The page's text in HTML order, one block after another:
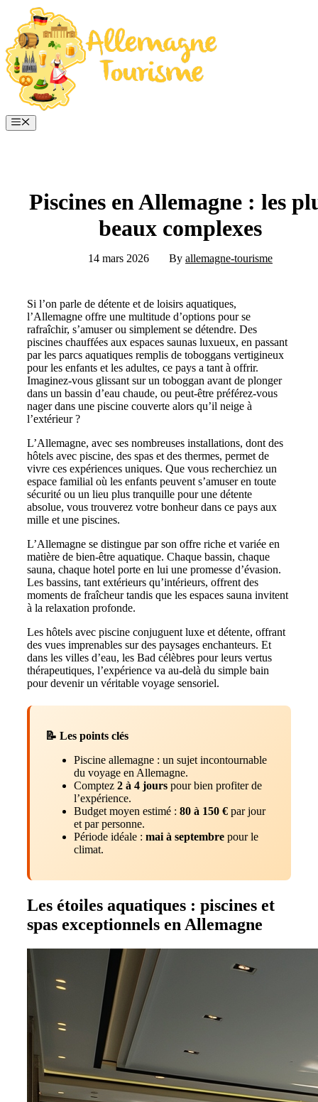
contenu
Menu
Piscines en Allemagne : les
beaux complexes
14 mars 2026 By allemagne-tourisme
Si l’on parle de détente et de loisirs aquatiques,
l’Allemagne offre une multitude d’options pour se
rafraîchir, s’amuser ou simplement se détendre. Des
piscines chauffées aux espaces saunas luxueux, en passant
par les parcs aquatiques remplis de toboggans vertigineux
pour les enfants et les adultes, ce pays a tant à offrir.
Imaginez-vous glissant sur un toboggan avant de plonger
dans un bassin d’eau chaude, ou peut-être préférez-vous
nager dans une piscine couverte alors qu’il neige à
l’extérieur ?
L’Allemagne, avec ses nombreuses installations, dont des
hôtels avec piscine, des spas et des thermes, permet de
vivre ces expériences uniques. Que vous recherchiez un
espace familial où les enfants peuvent s’amuser en toute
sécurité ou un lieu plus tranquille pour une détente
absolue, vous trouverez votre bonheur dans ce pays aux
mille et une piscines.
L’Allemagne se distingue par son offre riche et variée en
matière de bien-être aquatique. Chaque bassin, chaque
sauna, chaque hotel porte en lui une promesse d’évasion.
Les bassins, tant extérieurs qu’intérieurs, offrent des
moments de fraîcheur tandis que les espaces sauna invitent
à la relaxation profonde.
Les hôtels avec piscine conjuguent luxe et détente, offrant
des vues imprenables sur des paysages enchanteurs. Et
dans les villes d’eau, les Bad célèbres pour leurs vertus
thérapeutiques, l’expérience va au-delà du simple bain
pour devenir un véritable voyage sensoriel.
📝 Les points clés
Piscine allemagne : un sujet incontournable
du voyage en Allemagne.
Comptez 2 à 4 jours pour bien profiter de
l’expérience.
Budget moyen estimé : 80 à 150 € par jour
et par personne.
Période idéale : mai à septembre pour le
climat.
Les étoiles aquatiques : piscines et
spas exceptionnels en Allemagne